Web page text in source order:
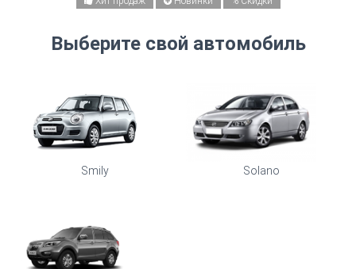
Ценовой диапазон:
Экокожа
Экокожа Ромб
Алькантара Ромб
Выберите свой автомобиль
Smily Solano